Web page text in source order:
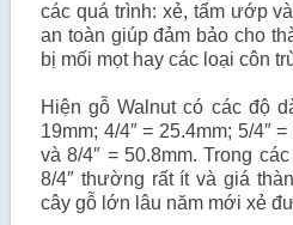
các quá trình: xẻ, tẩm ướp
an toàn giúp đảm bảo cho
bị mối mọt hay các loại côn
Hiện gỗ Walnut có các độ
19mm; 4/4″ = 25.4mm; 5/4″
và 8/4″ = 50.8mm. Trong
8/4″ thường rất ít và giá
cây gỗ lớn lâu năm mới xẻ